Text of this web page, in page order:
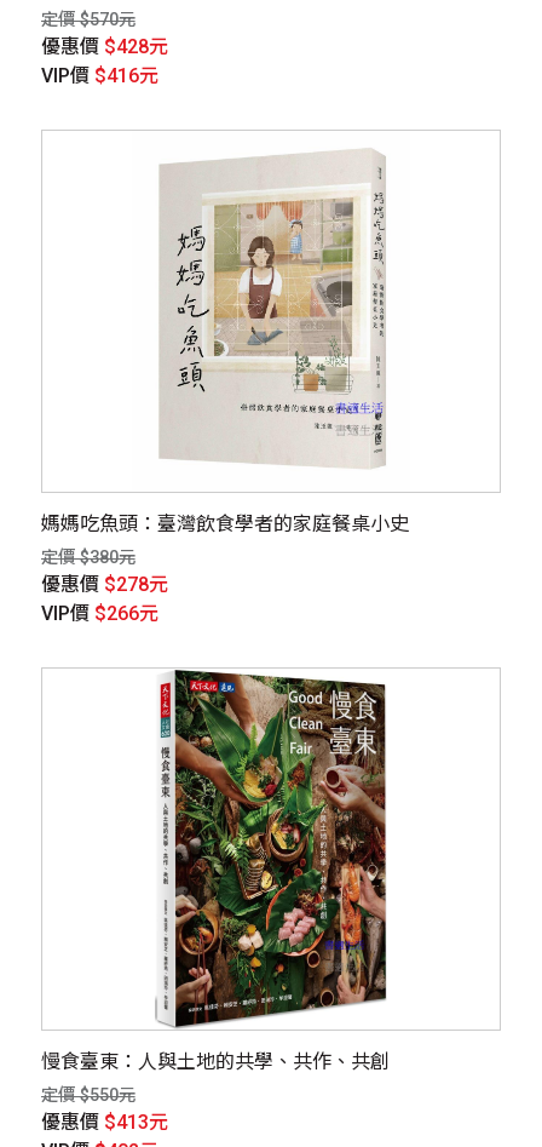
定價 $570元
優惠價 $428元
VIP價 $416元
媽媽吃魚頭：臺灣飲食學者的家庭餐桌小史
定價 $380元
優惠價 $278元
VIP價 $266元
慢食臺東：人與土地的共學、共作、共創
定價 $550元
優惠價 $413元